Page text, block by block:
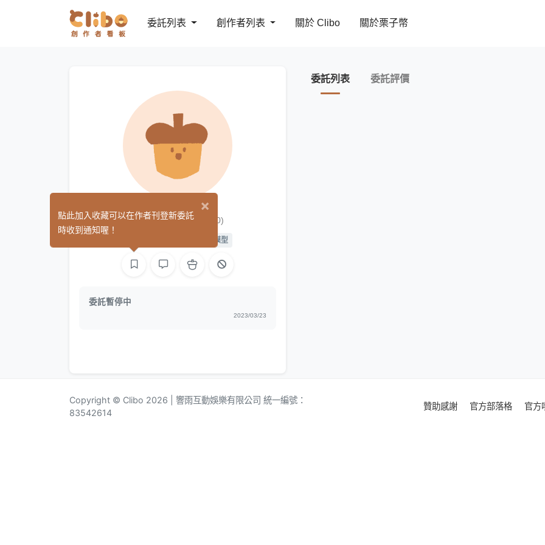
委託列表 創作者列表 關於 Clibo 關於栗子幣
目前無使用 (0)
L2D 模型
委託暫停中
2023/03/23
委託列表 委託評價
Copyright © Clibo 2026 | 響雨互動娛樂有限公司 統一編號：
83542614
贊助感謝 官方部落格 官方
×
點此加入收藏可以在作者刊登新委託
時收到通知喔！